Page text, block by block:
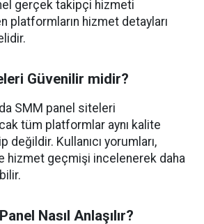
gerçek takipçi hizmeti
platformların hizmet detayları
Güvenilir midir?
SMM panel siteleri
tüm platformlar aynı kalite
değildir. Kullanıcı yorumları,
hizmet geçmişi incelenerek daha
Nasıl Anlaşılır?